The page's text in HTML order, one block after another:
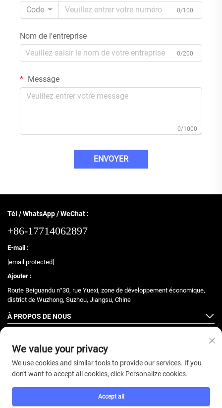
Code
0/100
Nom de l'entreprise
0/200
Message
0/1000
ENVOYER
Tél / WhatsApp / WeChat :
+86-17714062897
E-mail :
[email protected]
Ajouter :
Route Beiguandu n°30, rue Yuexi, zone de développement économique,
district de Wuzhong, Suzhou, Jiangsu, Chine
À PROPOS DE NOUS
Politique De Confidentialité
We value your privacy
We use cookies and similar tools to provide our services. If you
don't want to accept all cookies, click Personalize cookies.
Accept all